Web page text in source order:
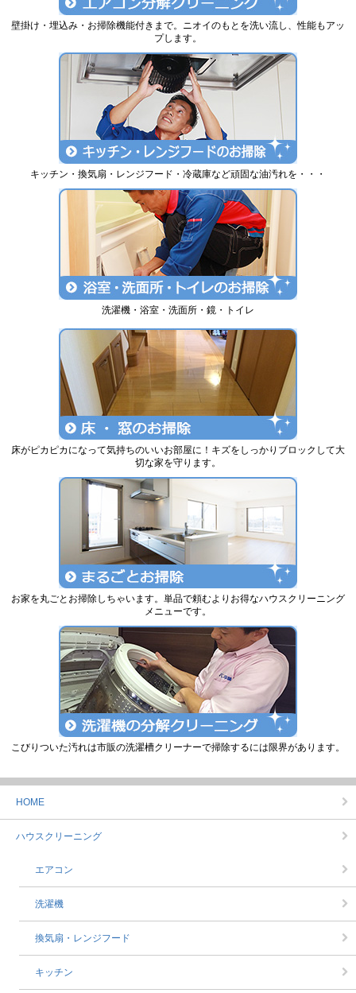
壁掛け・埋込み・お掃除機能付きまで。ニオイのもとを洗い流し、性能もアッ
プします。
キッチン・換気扇・レンジフード・冷蔵庫など頑固な油汚れを・・・
洗濯機・浴室・洗面所・鏡・トイレ
床がピカピカになって気持ちのいいお部屋に！キズをしっかりブロックして大
切な家を守ります。
お家を丸ごとお掃除しちゃいます。単品で頼むよりお得なハウスクリーニング
メニューです。
こびりついた汚れは市販の洗濯槽クリーナーで掃除するには限界があります。
HOME
ハウスクリーニング
エアコン
洗濯機
換気扇・レンジフード
キッチン